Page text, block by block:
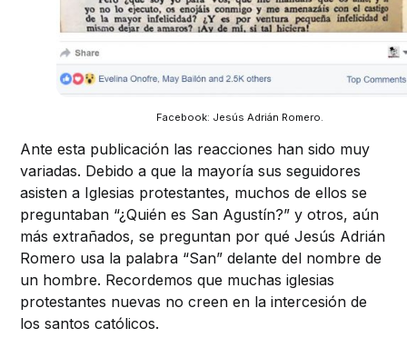
Facebook: Jesús Adrián Romero.
Ante esta publicación las reacciones han sido muy
variadas. Debido a que la mayoría sus seguidores
asisten a Iglesias protestantes, muchos de ellos se
preguntaban “¿Quién es San Agustín?” y otros, aún
más extrañados, se preguntan por qué Jesús Adrián
Romero usa la palabra “San” delante del nombre de
un hombre. Recordemos que muchas iglesias
protestantes nuevas no creen en la intercesión de
los santos católicos.